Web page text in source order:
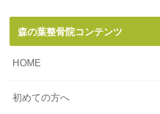
森の葉整骨院コンテンツ
HOME
初めての方へ